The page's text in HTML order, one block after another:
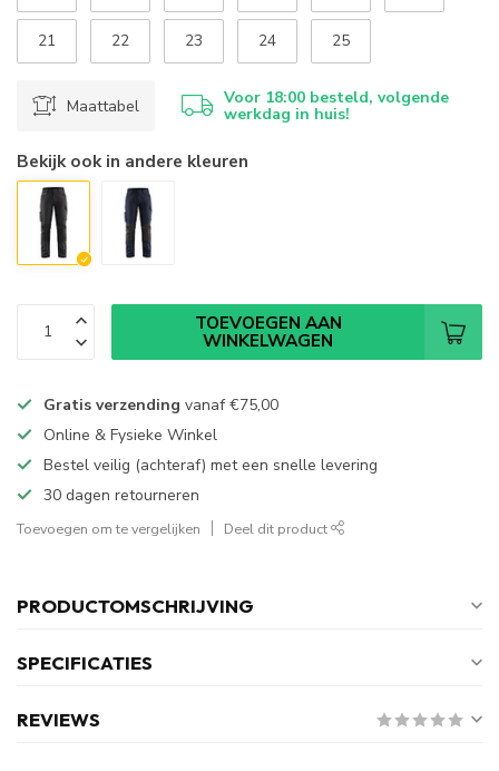
21 22 23 24 25
Maattabel Voor 18:00 besteld, volgende
werkdag in huis!
Bekijk ook in andere kleuren
TOEVOEGEN AAN
WINKELWAGEN
Gratis verzending vanaf€75,00
Online & Fysieke Winkel
Bestel veilig (achteraf) met een snelle levering
30 dagen retourneren
Toevoegen om te vergelijken Deel dit product
PRODUCTOMSCHRIJVING
SPECIFICATIES
REVIEWS